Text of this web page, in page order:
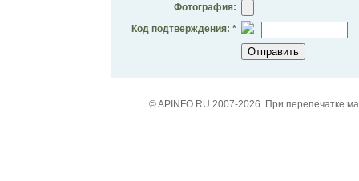
Фотография:
Код подтверждения: *
© APINFO.RU 2007-2026. При перепечатке